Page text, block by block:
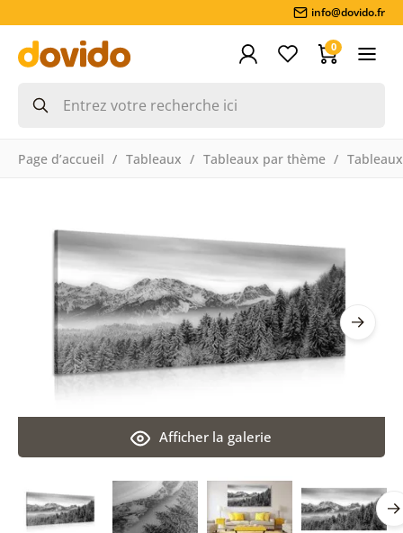
info@dovido.fr
0
Page d’accueil Tableaux Tableaux par thème
Afficher la galerie